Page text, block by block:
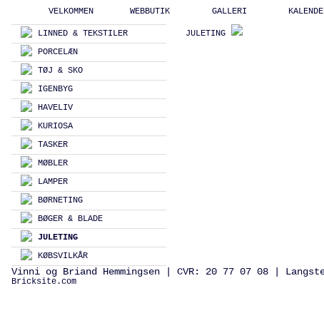
VELKOMMEN WEBBUTIK GALLERI
LINNED & TEKSTILER
PORCELÆN
TØJ & SKO
IGENBYG
HAVELIV
KURIOSA
TASKER
MØBLER
LAMPER
BØRNETING
BØGER & BLADE
JULETING
KØBSVILKÅR
JULETING
Vinni og Briand Hemmingsen | CVR: 20 77 07 08 |
Bricksite.com